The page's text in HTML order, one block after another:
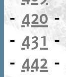
- 420-
- 431 -
- 442 -